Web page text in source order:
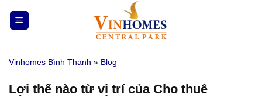
qua
nội
Vinhomes Bình Thạnh » Blog
Lợi thế nào từ vị trí của Cho thuê